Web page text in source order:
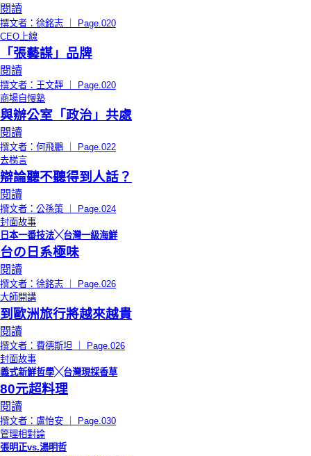
閱讀
撰文者：徐銘志 ｜ Page.020
CEO上線
「張藝謀」品牌
閱讀
撰文者：王文靜 ｜ Page.020
商場自慢塾
與辦公室「政治」共處
閱讀
撰文者：何飛鵬 ｜ Page.022
去梯言
辯論聽不聽得到人話？
閱讀
撰文者：公孫策 ｜ Page.024
封面故事
日本一番技法╳台灣一級海鮮
台の日系極味
閱讀
撰文者：徐銘志 ｜ Page.026
大師開講
到歐洲旅行將越來越貴
閱讀
撰文者：費德斯坦 ｜ Page.026
封面故事
義式新鮮哲學╳台灣現採香草
80元超料理
閱讀
撰文者：盧怡安 ｜ Page.030
管理相對論
張明正vs.湯明哲